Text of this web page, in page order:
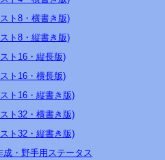
ト8・横書き版)
ト8・縦書き版)
ト16・縦長版)
ト16・横長版)
ト16・縦書き版)
ト32・横書き版)
ト32・縦書き版)
・野手用ステータス